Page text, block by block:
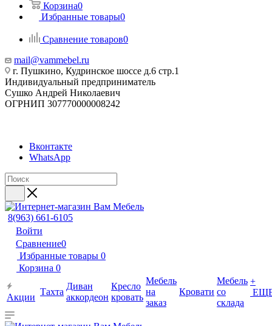
Корзина0
Избранные товары0
Сравнение товаров0
mail@vammebel.ru
г. Пушкино, Кудринское шоссе д.6 стр.1
Индивидуальный предприниматель
Сушко Андрей Николаевич
ОГРНИП 307770000008242
Вконтакте
WhatsApp
8(963) 661-6105
Войти
Сравнение0
Избранные товары 0
Корзина 0
Акции
Тахта
Диван
аккордеон
Кресло
кровать
Мебель
на
заказ
Кровати
Мебель
со
склада
+